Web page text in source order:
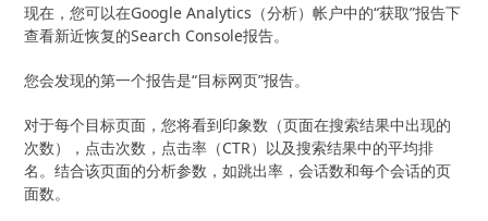
现在，您可以在Google Analytics（分析）帐户中的“获取”报告下
查看新近恢复的Search Console报告。
您会发现的第一个报告是“目标网页”报告。
对于每个目标页面，您将看到印象数（页面在搜索结果中出现的
次数），点击次数，点击率（CTR）以及搜索结果中的平均排
名。结合该页面的分析参数，如跳出率，会话数和每个会话的页
面数。